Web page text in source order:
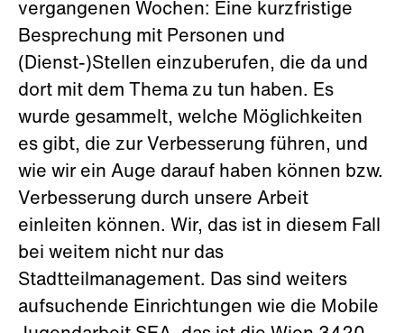
vergangenen Wochen: Eine kurzfristige
Besprechung mit Personen und
(Dienst-)Stellen einzuberufen, die da und
dort mit dem Thema zu tun haben. Es
wurde gesammelt, welche Möglichkeiten
es gibt, die zur Verbesserung führen, und
wie wir ein Auge darauf haben können bzw.
Verbesserung durch unsere Arbeit
einleiten können. Wir, das ist in diesem Fall
bei weitem nicht nur das
Stadtteilmanagement. Das sind weiters
aufsuchende Einrichtungen wie die Mobile